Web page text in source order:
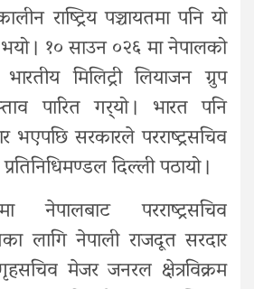
राष्ट्रिय पञ्चायतमा पनि यो
। १० साउन ०२६ मा नेपालको
भारतीय मिलिट्री लियाजन ग्रुप
पारित गर्‍यो । भारत पनि
भएपछि सरकारले परराष्ट्रसचिव
दिल्ली पठायो ।
नेपालबाट परराष्ट्रसचिव
लागि नेपाली राजदूत सरदार
मेजर जनरल क्षेत्रविक्रम